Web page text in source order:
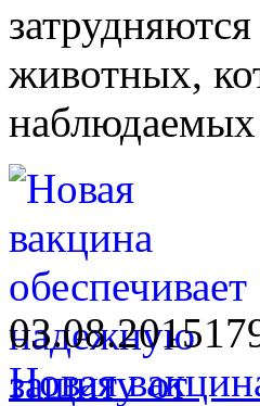
животных,
наблюдаемых
03.08.2015
Новая